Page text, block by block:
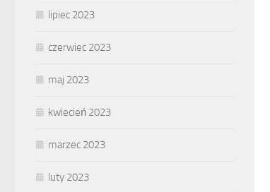
lipiec 2023
czerwiec 2023
maj 2023
kwiecień 2023
marzec 2023
luty 2023